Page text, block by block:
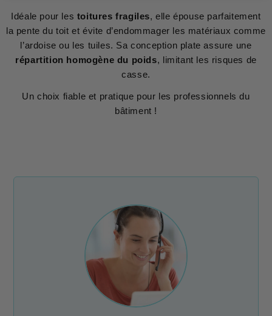
Idéale pour les toitures fragiles, elle épouse parfaitement
la pente du toit et évite d’endommager les matériaux comme
l’ardoise ou les tuiles. Sa conception plate assure une
répartition homogène du poids, limitant les risques de
casse.
Un choix fiable et pratique pour les professionnels du
bâtiment !